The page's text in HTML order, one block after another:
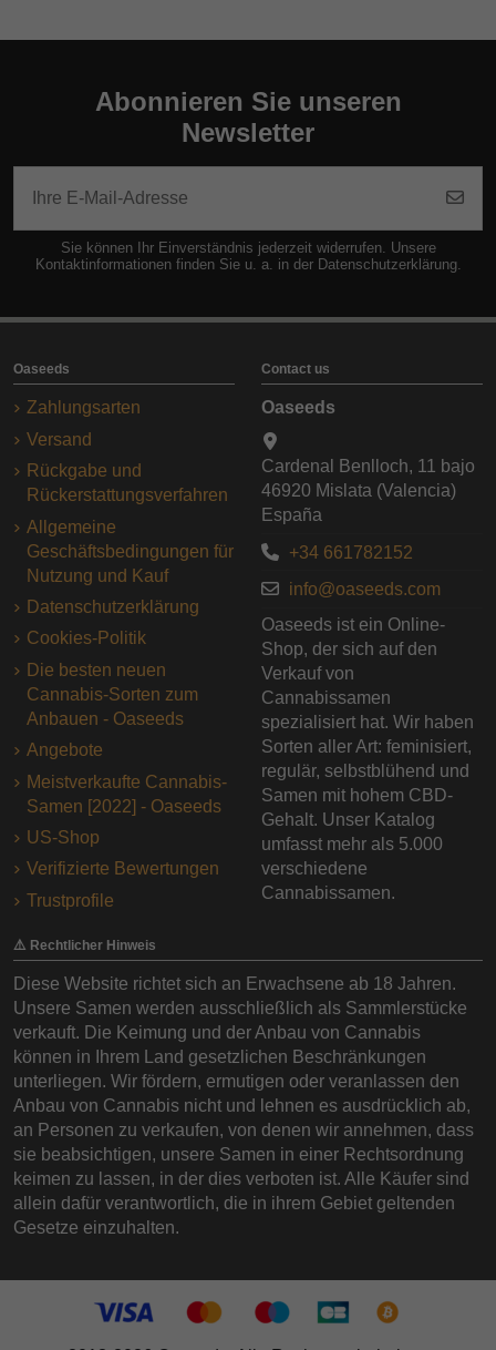
Abonnieren Sie unseren
Newsletter
Sie können Ihr Einverständnis jederzeit widerrufen. Unsere
Kontaktinformationen finden Sie u. a. in der Datenschutzerklärung.
Oaseeds
Zahlungsarten
Versand
Rückgabe und
Rückerstattungsverfahren
Allgemeine
Geschäftsbedingungen für
Nutzung und Kauf
Datenschutzerklärung
Cookies-Politik
Die besten neuen
Cannabis-Sorten zum
Anbauen - Oaseeds
Angebote
Meistverkaufte Cannabis-
Samen [2022] - Oaseeds
US-Shop
Verifizierte Bewertungen
Trustprofile
Contact us
Oaseeds
Cardenal Benlloch, 11 bajo
46920 Mislata (Valencia)
España
+34 661782152
info@oaseeds.com
Oaseeds ist ein Online-
Shop, der sich auf den
Verkauf von
Cannabissamen
spezialisiert hat. Wir haben
Sorten aller Art: feminisiert,
regulär, selbstblühend und
Samen mit hohem CBD-
Gehalt. Unser Katalog
umfasst mehr als 5.000
verschiedene
Cannabissamen.
⚠️ Rechtlicher Hinweis
Diese Website richtet sich an Erwachsene ab 18 Jahren.
Unsere Samen werden ausschließlich als Sammlerstücke
verkauft. Die Keimung und der Anbau von Cannabis
können in Ihrem Land gesetzlichen Beschränkungen
unterliegen. Wir fördern, ermutigen oder veranlassen den
Anbau von Cannabis nicht und lehnen es ausdrücklich ab,
an Personen zu verkaufen, von denen wir annehmen, dass
sie beabsichtigen, unsere Samen in einer Rechtsordnung
keimen zu lassen, in der dies verboten ist. Alle Käufer sind
allein dafür verantwortlich, die in ihrem Gebiet geltenden
Gesetze einzuhalten.